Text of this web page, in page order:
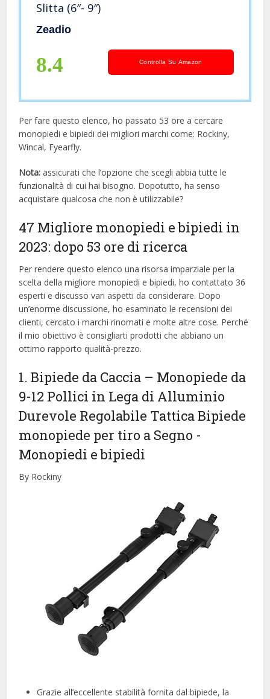
Slitta (6″- 9″)
Zeadio
8.4 Controlla Su Amazon
Per fare questo elenco, ho passato 53 ore a cercare
monopiedi e bipiedi dei migliori marchi come: Rockiny,
Wincal, Fyearfly.
Nota: assicurati che l’opzione che scegli abbia tutte le
funzionalità di cui hai bisogno. Dopotutto, ha senso
acquistare qualcosa che non è utilizzabile?
47 Migliore monopiedi e bipiedi in
2023: dopo 53 ore di ricerca
Per rendere questo elenco una risorsa imparziale per la
scelta della migliore monopiedi e bipiedi, ​​ho contattato 36
esperti e discusso vari aspetti da considerare. Dopo
un’enorme discussione, ho esaminato le recensioni dei
clienti, cercato i marchi rinomati e molte altre cose. Perché
il mio obiettivo è consigliarti prodotti che abbiano un
ottimo rapporto qualità-prezzo.
1. Bipiede da Caccia – Monopiede da
9-12 Pollici in Lega di Alluminio
Durevole Regolabile Tattica Bipiede
monopiede per tiro a Segno -
Monopiedi e bipiedi
By Rockiny
Grazie all’eccellente stabilità fornita dal bipiede, la